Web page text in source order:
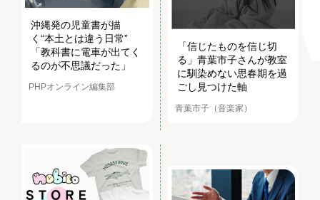
沖縄発の児童書が描
く“本土とは違う日常”
「教科書に電車が出てく
るのが不思議だった」
PHPオンライン編集部
「信じたものを信じ切
る」青葉市子さんが教室
に馴染めない思春期を過
ごし見つけた軸
青葉市子（音楽家）